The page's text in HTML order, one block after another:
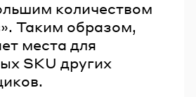
количеством
Таким образом,
места для
SKU других